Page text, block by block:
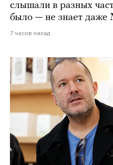
слышали в разных
было — не знает
7 часов назад